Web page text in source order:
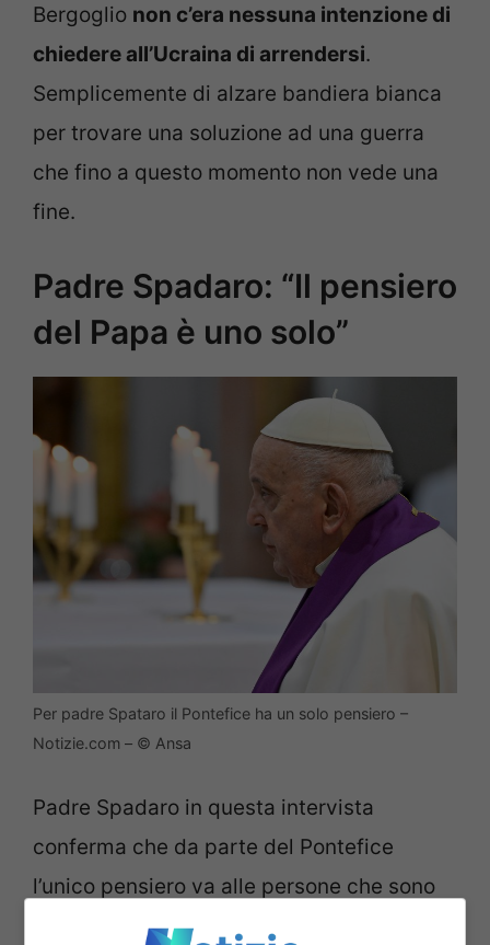
Bergoglio non c’era nessuna intenzione di
chiedere all’Ucraina di arrendersi.
Semplicemente di alzare bandiera bianca
per trovare una soluzione ad una guerra
che fino a questo momento non vede una
fine.
Padre Spadaro: “Il pensiero
del Papa è uno solo”
Per padre Spataro il Pontefice ha un solo pensiero –
Notizie.com – © Ansa
Padre Spadaro in questa intervista
conferma che da parte del Pontefice
l’unico pensiero va alle persone che sono
stremate da questa guerra. “